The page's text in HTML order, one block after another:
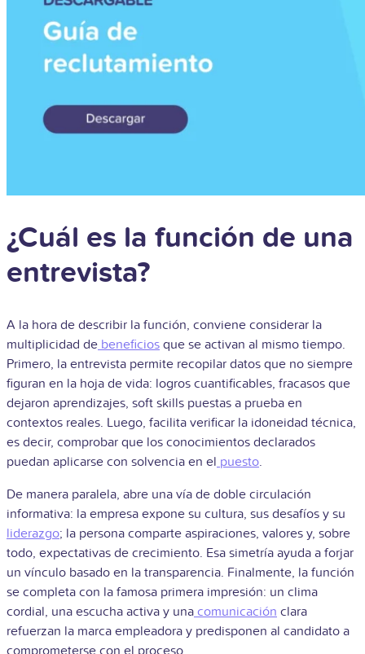
¿Cuál es la función de una
entrevista?
A la hora de describir la función, conviene considerar la
multiplicidad de beneficios que se activan al mismo tiempo.
Primero, la entrevista permite recopilar datos que no siempre
figuran en la hoja de vida: logros cuantificables, fracasos que
dejaron aprendizajes, soft skills puestas a prueba en
contextos reales. Luego, facilita verificar la idoneidad técnica,
es decir, comprobar que los conocimientos declarados
puedan aplicarse con solvencia en el puesto.
De manera paralela, abre una vía de doble circulación
informativa: la empresa expone su cultura, sus desafíos y su
liderazgo; la persona comparte aspiraciones, valores y, sobre
todo, expectativas de crecimiento. Esa simetría ayuda a forjar
un vínculo basado en la transparencia. Finalmente, la función
se completa con la famosa primera impresión: un clima
cordial, una escucha activa y una comunicación clara
refuerzan la marca empleadora y predisponen al candidato a
comprometerse con el proceso.